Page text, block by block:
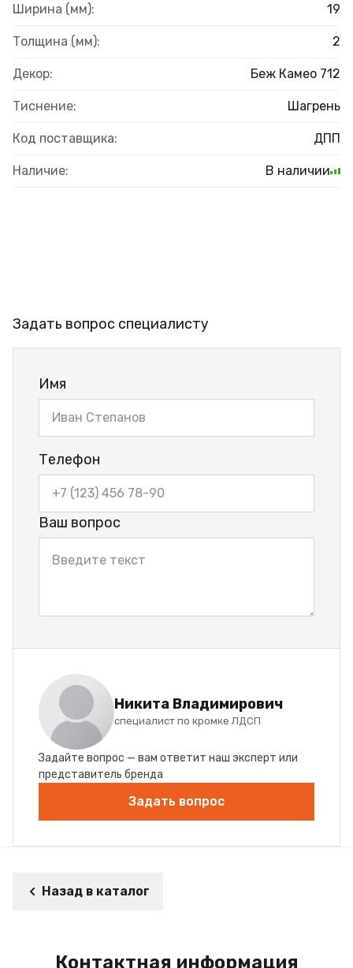
Ширина (мм): 19
Толщина (мм): 2
Декор: Беж Камео 712
Тиснение: Шагрень
Код поставщика: ДПП
Наличие: В наличии
Задать вопрос специалисту
Имя
Телефон
Ваш вопрос
Никита Владимирович
специалист по кромке ЛДСП
Задайте вопрос — вам ответит наш эксперт или
представитель бренда
Задать вопрос
Назад в каталог
Контактная информация